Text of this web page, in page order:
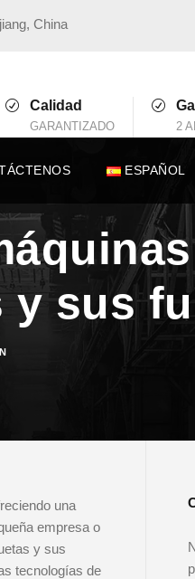
China
Calidad
GARANTIZADO 2
ESPAÑOL
y sus
una
empresa o
y sus
tecnologías de